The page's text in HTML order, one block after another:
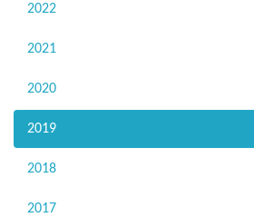
2022
2021
2020
2019
2018
2017